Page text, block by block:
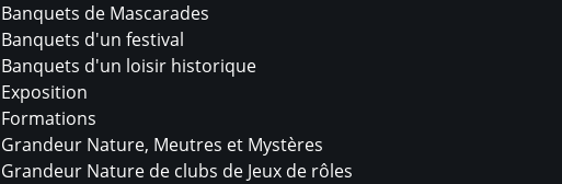
Banquets de Mascarades
Banquets d'un festival
Banquets d'un loisir historique
Exposition
Formations
Grandeur Nature, Meutres et Mystères
Grandeur Nature de clubs de Jeux de rôles